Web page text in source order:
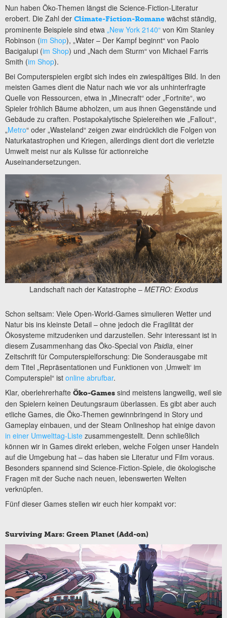
Nun haben Öko-Themen längst die Science-Fiction-Literatur
erobert. Die Zahl der Climate-Fiction-Romane wächst ständig,
prominente Beispiele sind etwa „New York 2140“ von Kim Stanley
Robinson (im Shop), „Water – Der Kampf beginnt“ von Paolo
Bacigalupi (im Shop) und „Nach dem Sturm“ von Michael Farris
Smith (im Shop).
Bei Computerspielen ergibt sich indes ein zwiespältiges Bild. In den
meisten Games dient die Natur nach wie vor als unhinterfragte
Quelle von Ressourcen, etwa in „Minecraft“ oder „Fortnite“, wo
Spieler fröhlich Bäume abholzen, um aus ihnen Gegenstände und
Gebäude zu craften. Postapokalytische Spielereihen wie „Fallout“,
„Metro“ oder „Wasteland“ zeigen zwar eindrücklich die Folgen von
Naturkatastrophen und Kriegen, allerdings dient dort die verletzte
Umwelt meist nur als Kulisse für actionreiche
Auseinandersetzungen.
Landschaft nach der Katastrophe – METRO: Exodus
Schon seltsam: Viele Open-World-Games simulieren Wetter und
Natur bis ins kleinste Detail – ohne jedoch die Fragilität der
Ökosysteme mitzudenken und darzustellen. Sehr interessant ist in
diesem Zusammenhang das Öko-Special von Paidia, einer
Zeitschrift für Computerspielforschung: Die Sonderausgabe mit
dem Titel „Repräsentationen und Funktionen von ‚Umwelt‘ im
Computerspiel“ ist online abrufbar.
Klar, oberlehrerhafte Öko-Games sind meistens langweilig, weil sie
den Spielern keinen Deutungsraum überlassen. Es gibt aber auch
etliche Games, die Öko-Themen gewinnbringend in Story und
Gameplay einbauen, und der Steam Onlineshop hat einige davon
in einer Umwelttag-Liste zusammengestellt. Denn schließlich
können wir in Games direkt erleben, welche Folgen unser Handeln
auf die Umgebung hat – das haben sie Literatur und Film voraus.
Besonders spannend sind Science-Fiction-Spiele, die ökologische
Fragen mit der Suche nach neuen, lebenswerten Welten
verknüpfen.
Fünf dieser Games stellen wir euch hier kompakt vor:
Surviving Mars: Green Planet (Add-on)